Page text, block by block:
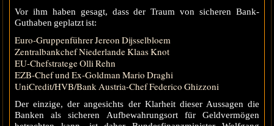
Vor ihm haben gesagt, dass der Traum von sicheren Bank-
Guthaben geplatzt ist:
Euro-Gruppenführer Jereon Dijsselbloem
Zentralbankchef Niederlande Klaas Knot
EU-Chefstratege Olli Rehn
EZB-Chef und Ex-Goldman Mario Draghi
UniCredit/HVB/Bank Austria-Chef Federico Ghizzoni
Der einzige, der angesichts der Klarheit dieser Aussagen die
Banken als sicheren Aufbewahrungsort für Geldvermögen